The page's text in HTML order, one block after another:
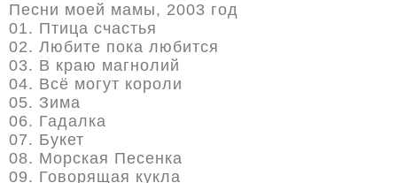
Песни моей мамы, 2003 год
01. Птица cчастья
02. Любите пока любится
03. В краю магнолий
04. Всё могут короли
05. Зима
06. Гадалка
07. Букет
08. Морская Песенка
09. Говорящая кукла